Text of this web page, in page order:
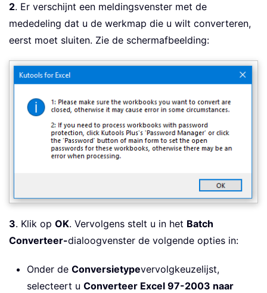
2. Er verschijnt een meldingsvenster met de
mededeling dat u de werkmap die u wilt converteren,
eerst moet sluiten. Zie de schermafbeelding:
3. Klik op OK. Vervolgens stelt u in het Batch
Converteer-dialoogvenster de volgende opties in:
Onder de Conversietypevervolgkeuzelijst,
selecteert u Converteer Excel 97-2003 naar